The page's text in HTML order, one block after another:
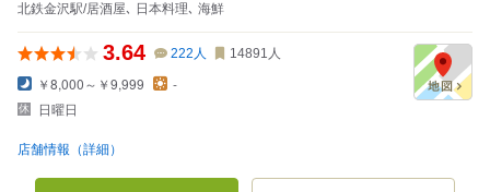
北鉄金沢駅/居酒屋､ 日本料理､ 海鮮
3.64 222 人 14891 人
￥8,000～￥9,999
-
日曜日
店舗情報（詳細）